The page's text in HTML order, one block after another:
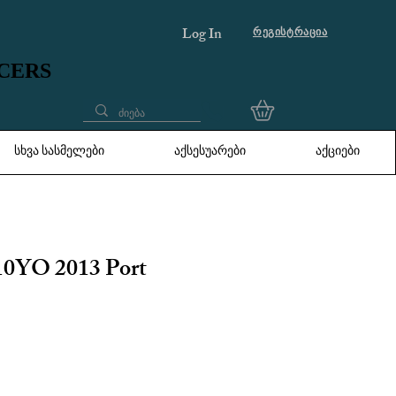
Log In რეგისტრაცია
2013 Port
სხვა სასმელები აქსესუარები აქციები